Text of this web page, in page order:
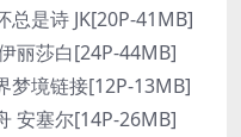
是诗 JK[20P-41MB]
丽莎白[24P-44MB]
梦境链接[12P-13MB]
安塞尔[14P-26MB]